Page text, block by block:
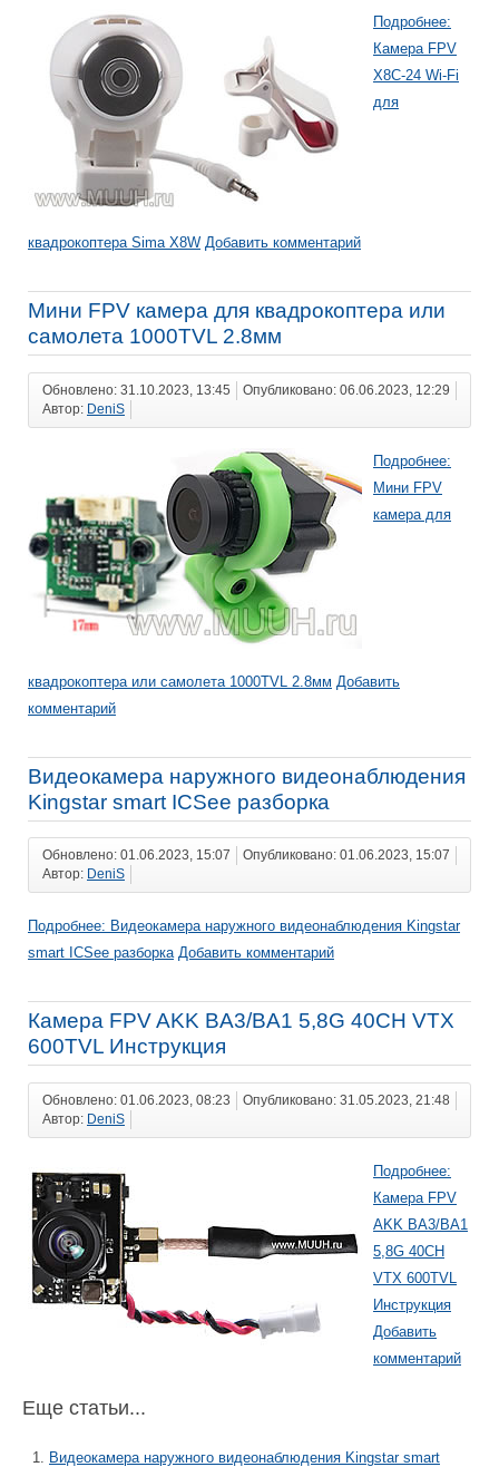
Подробнее:
Камера FPV
X8C-24 Wi-Fi
для
квадрокоптера Sima X8W Добавить комментарий
Мини FPV камера для квадрокоптера или
самолета 1000TVL 2.8мм
Обновлено: 31.10.2023, 13:45
Опубликовано: 06.06.2023, 12:29
Автор: DeniS
Подробнее:
Мини FPV
камера для
квадрокоптера или самолета 1000TVL 2.8мм Добавить
комментарий
Видеокамера наружного видеонаблюдения
Kingstar smart ICSee разборка
Обновлено: 01.06.2023, 15:07
Опубликовано: 01.06.2023, 15:07
Автор:
DeniS
Подробнее: Видеокамера наружного видеонаблюдения Kingstar
smart ICSee разборка Добавить комментарий
Камера FPV AKK BA3/BA1 5,8G 40CH VTX
600TVL Инструкция
Обновлено: 01.06.2023, 08:23
Опубликовано: 31.05.2023, 21:48
Автор: DeniS
Подробнее:
Камера FPV
AKK BA3/BA1
5,8G 40CH
VTX 600TVL
Инструкция
Добавить
комментарий
Еще статьи...
Видеокамера наружного видеонаблюдения Kingstar smart